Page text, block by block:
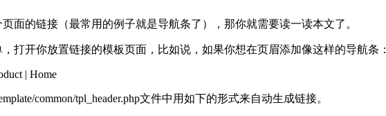
面的链接（最常用的例子就是导航条了），那你就需要读一读本文了。
打开你放置链接的模板页面，比如说，如果你想在页眉添加像这样的导航条：
| Home
common/tpl_header.php文件中用如下的形式来自动生成链接。